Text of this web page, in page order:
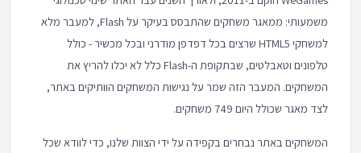
משמעותי: ממאגר משחקים שהתבסס בעיקר על Flash, למעבר מלא
למשחקי HTML5 שרצים בכל דפדפן מודרני ובכל מכשיר - כולל
טלפונים וטאבלטים, שבתקופת ה-Flash כלל לא יכלו להריץ את
המשחקים. המעבר הזה שמר על נגישות המשחקים הוותיקים באתר,
לצד מאגר שכולל היום 749 משחקים.
המשחקים באתר נבחרים בקפידה על ידי הצוות שלנו, כדי לוודא שכל